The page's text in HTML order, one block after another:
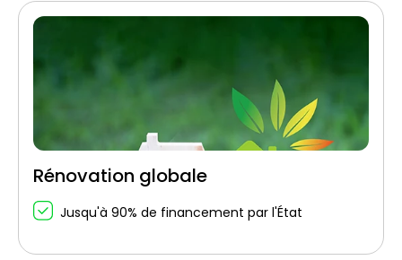
Rénovation globale
Jusqu'à 90% de financement par l'État